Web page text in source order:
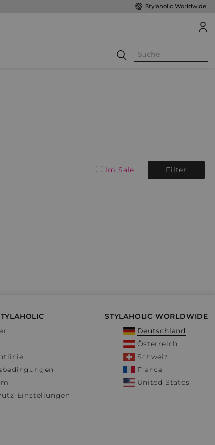
Stylaholic Worldwide
Im Sale Filter
Einstellungen
STYLAHOLIC WORLDWIDE
Deutschland
Österreich
Schweiz
France
United States